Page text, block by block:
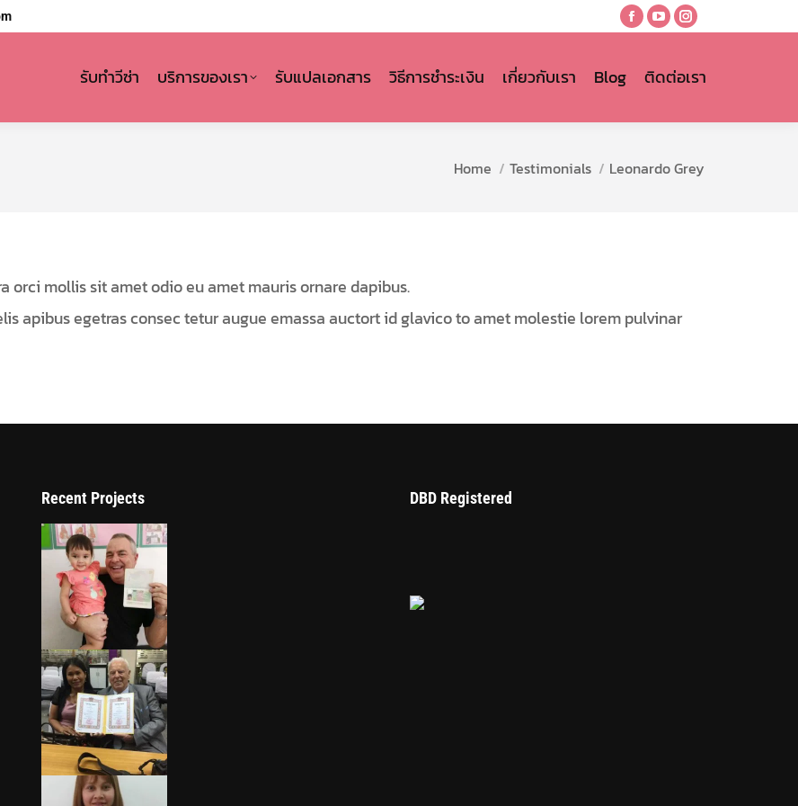
Facebook
opens
new
YouTube
opens
new
Instagram
opens
new
รับทำวีซ่า บริการของเรา รับแปลเอกสาร วิธีการชำระเงิน เกี่ยวกับเรา Blog ติดต่อเรา
You are here:
Home Testimonials Leonardo Grey
orci mollis sit amet odio eu amet mauris ornare dapibus.
apibus egetras consec tetur augue emassa auctort id glavico to amet molestie lorem pulvinar
Recent Projects DBD Registered